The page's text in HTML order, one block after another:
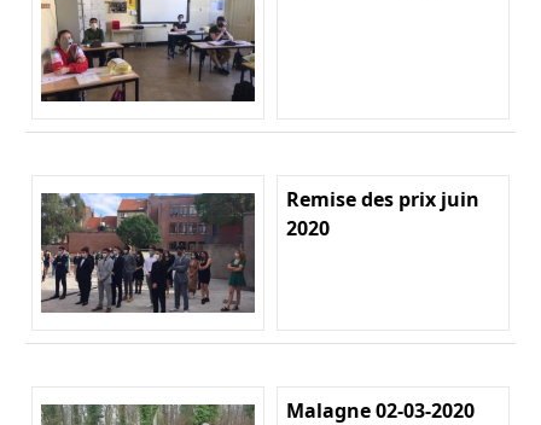
Remise des prix juin
2020
Malagne 02-03-2020